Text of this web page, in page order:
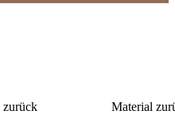
zurück
Material